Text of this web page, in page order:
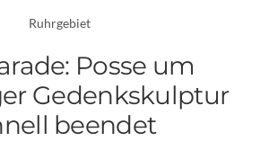
Ruhrgebiet
Posse um
Gedenkskulptur
beendet